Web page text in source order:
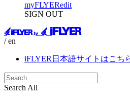
myFLYERedit
SIGN OUT
/ en
iFLYER日本語サイトはこち
Search All